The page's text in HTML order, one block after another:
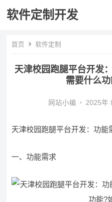
软件定制开发
首页 软件定制
天津校园跑腿平台开发
需要什么
网站小编 • 2025年
天津校园跑腿平台开发：功能
一、功能需求